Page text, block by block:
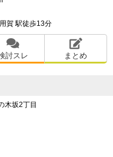
賀 駅徒歩13分
討スレ まとめ
木坂2丁目